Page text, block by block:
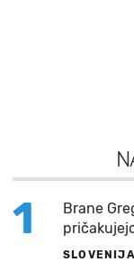
1
Brane
SLOVENIJA